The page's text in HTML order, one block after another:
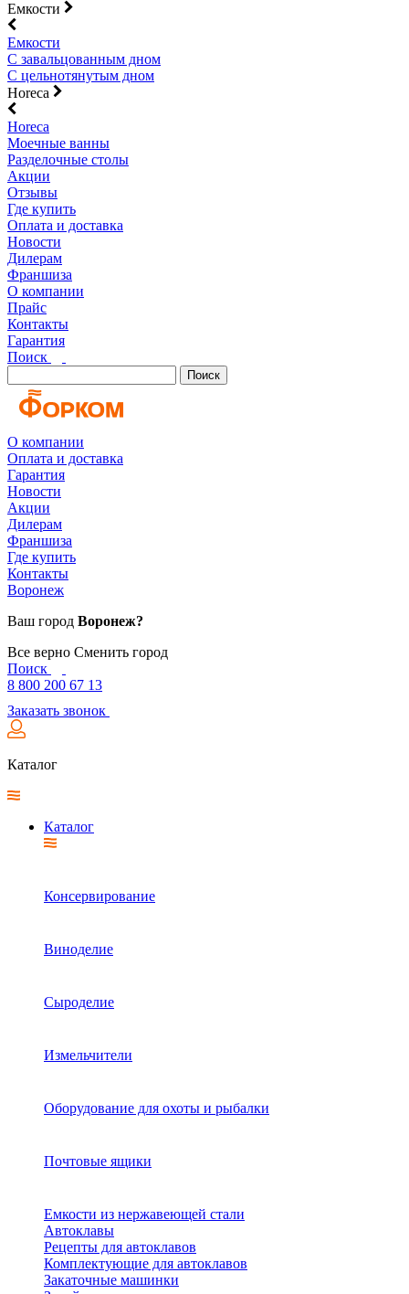
Емкости
Емкости
С завальцованным дном
С цельнотянутым дном
Horeca
Horeca
Моечные ванны
Разделочные столы
Акции
Отзывы
Где купить
Оплата и доставка
Новости
Дилерам
Франшиза
О компании
Прайс
Контакты
Гарантия
Поиск
Поиск
О компании
Оплата и доставка
Гарантия
Новости
Акции
Дилерам
Франшиза
Где купить
Контакты
Воронеж
Ваш город Воронеж?
Все верно Сменить город
Поиск
8 800 200 67 13
Заказать звонок
Каталог
Каталог
Консервирование
Виноделие
Сыроделие
Измельчители
Оборудование для охоты и рыбалки
Почтовые ящики
Емкости из нержавеющей стали
Автоклавы
Рецепты для автоклавов
Комплектующие для автоклавов
Закаточные машинки